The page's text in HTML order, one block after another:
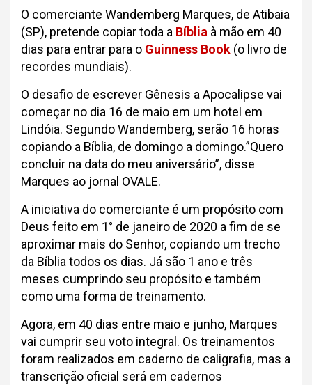
O comerciante Wandemberg Marques, de Atibaia
(SP), pretende copiar toda a Bíblia à mão em 40
dias para entrar para o Guinness Book (o livro de
recordes mundiais).
O desafio de escrever Gênesis a Apocalipse vai
começar no dia 16 de maio em um hotel em
Lindóia. Segundo Wandemberg, serão 16 horas
copiando a Bíblia, de domingo a domingo.”Quero
concluir na data do meu aniversário”, disse
Marques ao jornal OVALE.
A iniciativa do comerciante é um propósito com
Deus feito em 1° de janeiro de 2020 a fim de se
aproximar mais do Senhor, copiando um trecho
da Bíblia todos os dias. Já são 1 ano e três
meses cumprindo seu propósito e também
como uma forma de treinamento.
Agora, em 40 dias entre maio e junho, Marques
vai cumprir seu voto integral. Os treinamentos
foram realizados em caderno de caligrafia, mas a
transcrição oficial será em cadernos